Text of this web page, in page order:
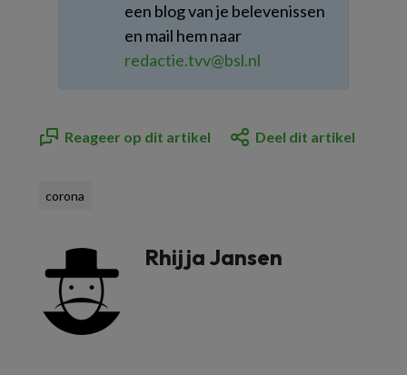
een blog van je belevenissen
en mail hem naar
redactie.tvv@bsl.nl
Reageer op dit artikel Deel dit artikel
corona
Rhijja Jansen